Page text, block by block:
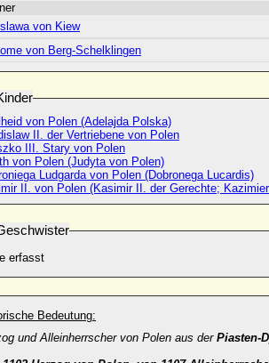
von Kiew
von Berg-Schelklingen
von Polen (Adelajda Polska)
II. der Vertriebene von Polen
III. Stary von Polen
von Polen (Judyta von Polen)
Ludgarda von Polen (Dobronega Lucardis)
II. von Polen (Kasimir II. der Gerechte;
erfasst
Bedeutung:
und Alleinherrscher von Polen aus der Piasten-